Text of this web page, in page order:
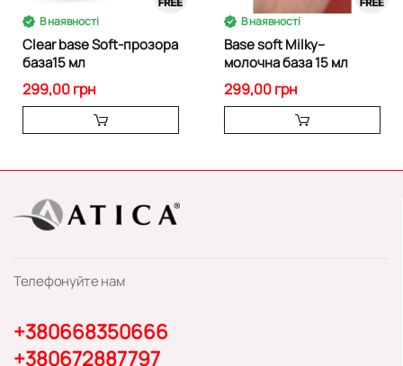
В наявності
Clear base Soft-прозора
база15 мл
299,00 грн
В наявності
Base soft Milky--
молочна база 15 мл
299,00 грн
Телефонуйте нам
+380668350666
+380672887797